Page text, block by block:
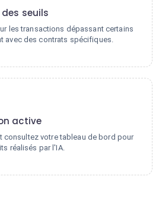
des seuils
les transactions dépassant certains
avec des contrats spécifiques.
active
consultez votre tableau de bord pour
réalisés par l'IA.